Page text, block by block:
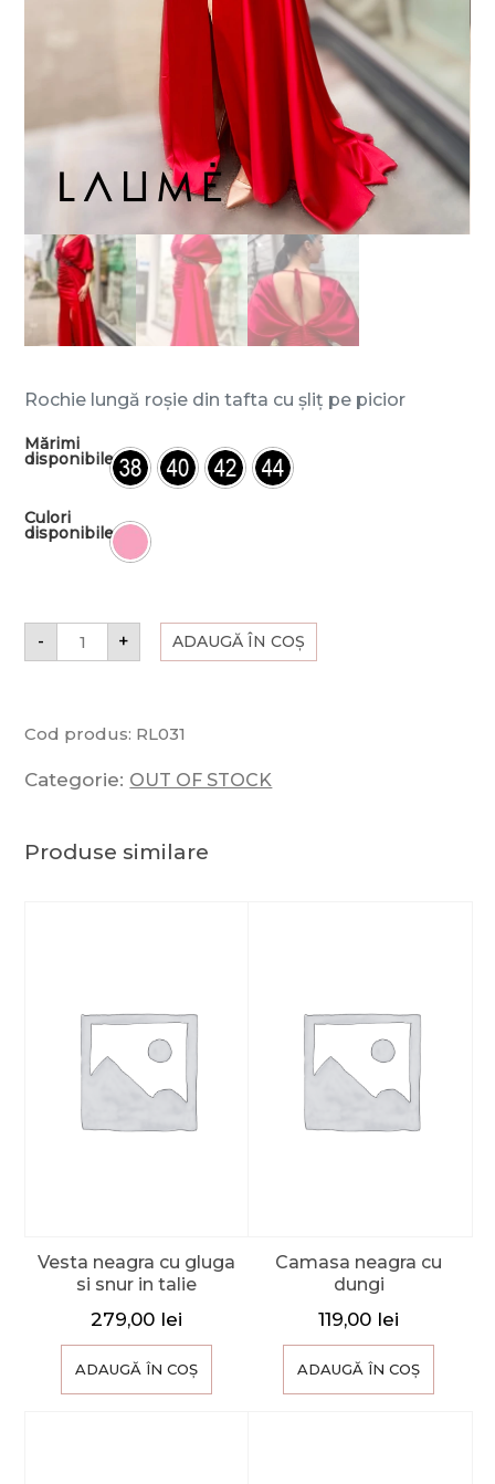
Rochie lungă roșie din tafta cu șliț pe picior
Mărimi
disponibile
Culori
disponibile
- + ADAUGĂ ÎN COȘ
Cod produs: RL031
Categorie: OUT OF STOCK
Produse similare
Vesta neagra cu gluga
si snur in talie
279,00 lei
ADAUGĂ ÎN COȘ
Camasa neagra cu
dungi
119,00 lei
ADAUGĂ ÎN COȘ